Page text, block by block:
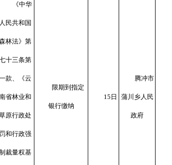
《中华
人民共和国
林法》第
十三条第
款、《云
省林业和
原行政处
和行政强
裁量权基
限期到指定
银行缴纳
15 日
腾冲市
蒲川乡人民
政府